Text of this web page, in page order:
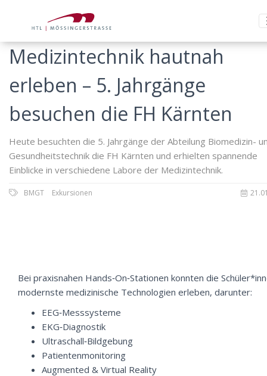
Medizintechnik hautnah
erleben – 5. Jahrgänge
besuchen die FH Kärnten
Heute besuchten die 5. Jahrgänge der Abteilung Biomedizin-
Gesundheitstechnik die FH Kärnten und erhielten spannende
Einblicke in verschiedene Labore der Medizintechnik.
BMGT Exkursionen
Bei praxisnahen Hands‑On‑Stationen konnten die
modernste medizinische Technologien erleben, darunter:
EEG‑Messsysteme
EKG‑Diagnostik
Ultraschall‑Bildgebung
Patientenmonitoring
Augmented & Virtual Reality